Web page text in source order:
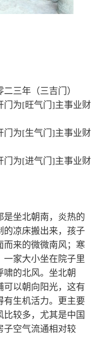
二三年（三吉门）
门为[旺气门]主事业财
门为[生气门]主事业财
门为[进气门]主事业财
是坐北朝南，炎热的
的凉床搬出来，孩子
而来的微微南风；寒
一家大小坐在院子里
啸的北风。坐北朝
可以朝向阳光，这有
有生机活力。更主要
比较多，尤其是中国
子空气流通相对较